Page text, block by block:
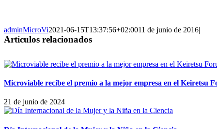
adminMicroVi2021-06-15T13:37:56+02:0011 de junio de 2016|
Artículos relacionados
Microviable recibe el premio a la mejor empresa en el Keiretsu
21 de junio de 2024